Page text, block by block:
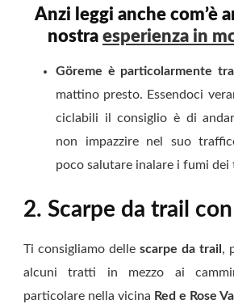
Anzi leggi anche com’è
nostra esperienza in
Göreme è particolarmente
mattino presto. Essendoci
ciclabili il consiglio è di
non impazzire nel suo
poco salutare inalare i fumi dei
2. Scarpe da trail
Ti consigliamo delle scarpe da trail ,
alcuni tratti in mezzo ai
particolare nella vicina Red e Rose